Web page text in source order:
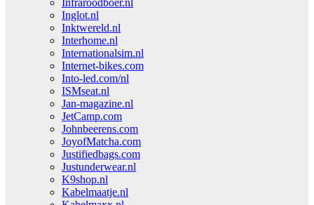
Infraroodboer.nl
Inglot.nl
Inktwereld.nl
Interhome.nl
Internationalsim.nl
Internet-bikes.com
Into-led.com/nl
ISMseat.nl
Jan-magazine.nl
JetCamp.com
Johnbeerens.com
JoyofMatcha.com
Justifiedbags.com
Justunderwear.nl
K9shop.nl
Kabelmaatje.nl